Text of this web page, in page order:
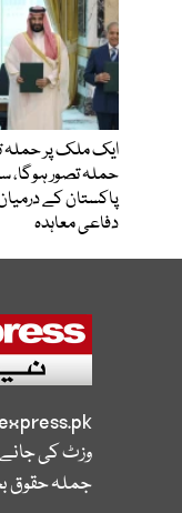
ایک ملک پر حملہ
حملہ تصور ہوگا،
پاکستان کے
دفاعی معاہدہ
وزٹ کی
جملہ حقوق